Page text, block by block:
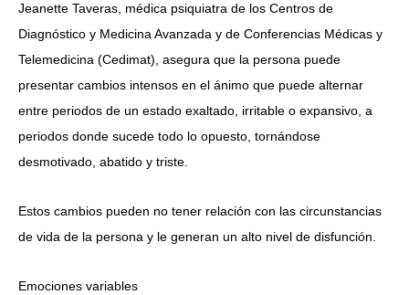
Jeanette Taveras, médica psiquiatra de los Centros de
Diagnóstico y Medicina Avanzada y de Conferencias Médicas y
Telemedicina (Cedimat), asegura que la persona puede
presentar cambios intensos en el ánimo que puede alternar
entre periodos de un estado exaltado, irritable o expansivo, a
periodos donde sucede todo lo opuesto, tornándose
desmotivado, abatido y triste.
Estos cambios pueden no tener relación con las circunstancias
de vida de la persona y le generan un alto nivel de disfunción.
Emociones variables